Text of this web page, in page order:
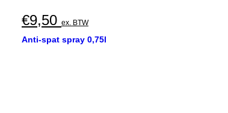
€9,50 ex. BTW
Anti-spat spray 0,75l